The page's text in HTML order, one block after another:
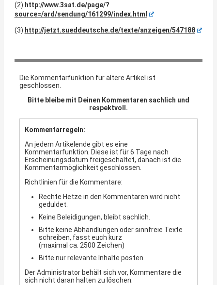
(2) http://www.3sat.de/page/?
source=/ard/sendung/161299/index.html
(3) http://jetzt.sueddeutsche.de/texte/anzeigen/547188
Die Kommentarfunktion für ältere Artikel ist
geschlossen.
Bitte bleibe mit Deinen Kommentaren sachlich und
respektvoll.
Kommentarregeln:
An jedem Artikelende gibt es eine
Kommentarfunktion. Diese ist für 6 Tage nach
Erscheinungsdatum freigeschaltet, danach ist die
Kommentarmöglichkeit geschlossen.
Richtlinien für die Kommentare:
Rechte Hetze in den Kommentaren wird nicht
geduldet.
Keine Beleidigungen, bleibt sachlich.
Bitte keine Abhandlungen oder sinnfreie Texte
schreiben, fasst euch kurz
(maximal ca. 2500 Zeichen)
Bitte nur relevante Inhalte posten.
Der Administrator behält sich vor, Kommentare die
sich nicht daran halten zu löschen.